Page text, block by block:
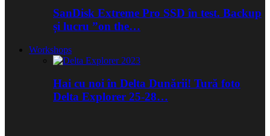
SanDisk Extreme Pro SSD în test. Backup
și lucru ”on the…
Workshops
Hai cu noi în Delta Dunării! Tură foto
Delta Explorer 25-28…